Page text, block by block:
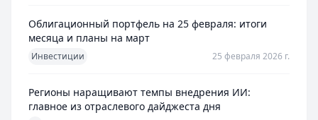
Облигационный портфель на 25 февраля: итоги
месяца и планы на март
Инвестиции 25 февраля 2026 г.
Регионы наращивают темпы внедрения ИИ:
главное из отраслевого дайджеста дня